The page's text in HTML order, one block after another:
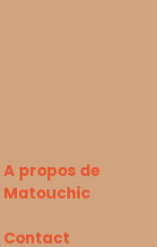
A propos de
Matouchic
Contact